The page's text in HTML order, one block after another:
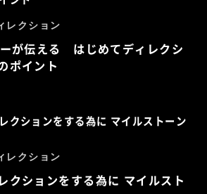
レクション
が伝える はじめてディレクシ
ポイント
レクション
クションをする為に マイルスト